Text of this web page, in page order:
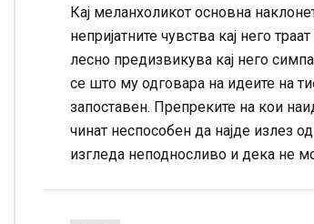
Кај меланхоликот основна
непријатните чувства кај него
лесно предизвикува кај него
се што му одговара на идеите на
запоставен. Препреките на кои
чинат неспособен да најде излез
изгледа неподносливо и дека не